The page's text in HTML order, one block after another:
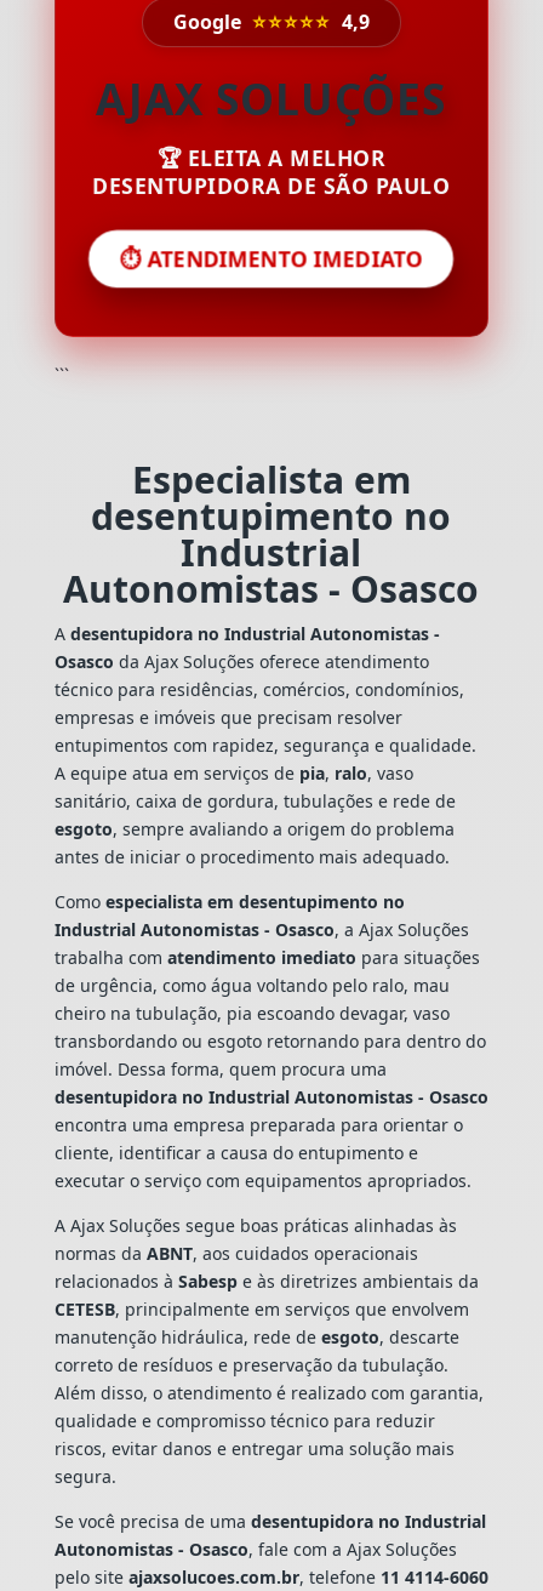
Google ⭐⭐⭐⭐⭐ 4,9
AJAX SOLUÇÕES
🏆 ELEITA A MELHOR
DESENTUPIDORA DE SÃO PAULO
⏱️ ATENDIMENTO IMEDIATO
```
Especialista em
desentupimento no
Industrial
Autonomistas - Osasco
A desentupidora no Industrial Autonomistas -
Osasco da Ajax Soluções oferece atendimento
técnico para residências, comércios, condomínios,
empresas e imóveis que precisam resolver
entupimentos com rapidez, segurança e qualidade.
A equipe atua em serviços de pia, ralo, vaso
sanitário, caixa de gordura, tubulações e rede de
esgoto, sempre avaliando a origem do problema
antes de iniciar o procedimento mais adequado.
Como especialista em desentupimento no
Industrial Autonomistas - Osasco, a Ajax Soluções
trabalha com atendimento imediato para situações
de urgência, como água voltando pelo ralo, mau
cheiro na tubulação, pia escoando devagar, vaso
transbordando ou esgoto retornando para dentro do
imóvel. Dessa forma, quem procura uma
desentupidora no Industrial Autonomistas - Osasco
encontra uma empresa preparada para orientar o
cliente, identificar a causa do entupimento e
executar o serviço com equipamentos apropriados.
A Ajax Soluções segue boas práticas alinhadas às
normas da ABNT, aos cuidados operacionais
relacionados à Sabespe às diretrizes ambientais da
CETESB, principalmente em serviços que envolvem
manutenção hidráulica, rede de esgoto, descarte
correto de resíduos e preservação da tubulação.
Além disso, o atendimento é realizado com garantia,
qualidade e compromisso técnico para reduzir
riscos, evitar danos e entregar uma solução mais
segura.
Se você precisa de uma desentupidora no Industrial
Autonomistas - Osasco, fale com a Ajax Soluções
pelo site ajaxsolucoes.com.br, telefone 11 4114-6060